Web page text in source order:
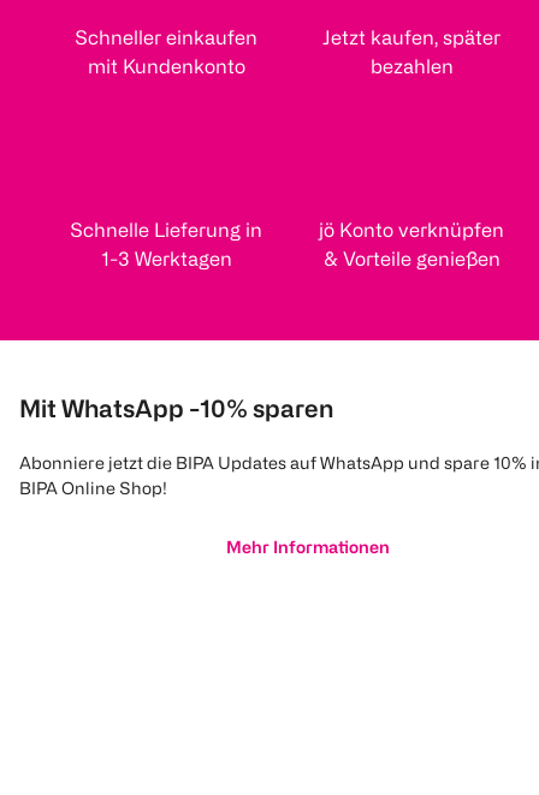
Schneller einkaufen
mit Kundenkonto
Jetzt kaufen, später
bezahlen
Schnelle Lieferung in
1-3 Werktagen
jö Konto verknüpfen
& Vorteile genießen
Mit WhatsApp -10% sparen
Abonniere jetzt die BIPA Updates auf WhatsApp und spare 10%
BIPA Online Shop!
Mehr Informationen